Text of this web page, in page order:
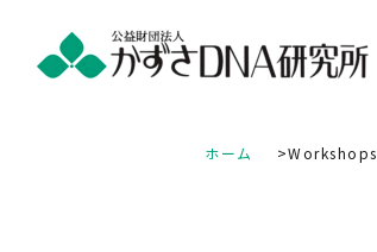
ホーム Workshops